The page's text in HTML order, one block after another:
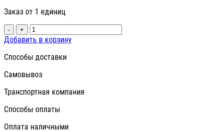
Заказ от 1 единиц
- +
Добавить в корзину
Способы доставки
Самовывоз
Транспортная компания
Способы оплаты
Оплата наличными